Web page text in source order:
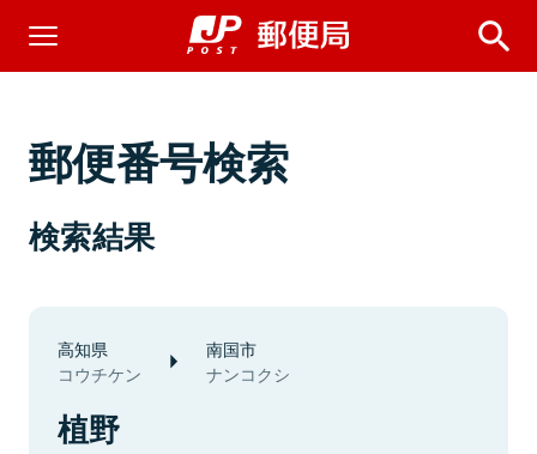
郵便番号検索
検索結果
高知県
コウチケン
南国市
ナンコクシ
植野